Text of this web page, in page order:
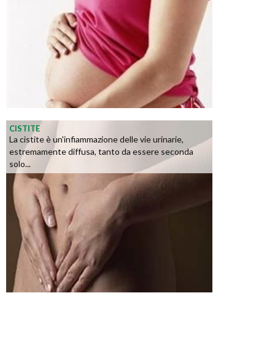
CISTITE
La cistite è un'infiammazione delle vie urinarie,
estremamente diffusa, tanto da essere seconda
solo...